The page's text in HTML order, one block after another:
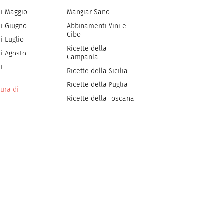
Maggio
Giugno
Luglio
Agosto
di
Mangiar Sano
Abbinamenti Vini e
Cibo
Ricette della
Campania
Ricette della Sicilia
Ricette della Puglia
Ricette della Toscana